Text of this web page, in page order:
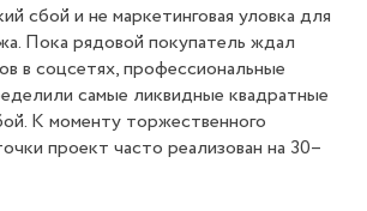
сбой и не маркетинговая уловка для
Пока рядовой покупатель ждал
в соцсетях, профессиональные
самые ликвидные квадратные
К моменту торжественного
проект часто реализован на 30–